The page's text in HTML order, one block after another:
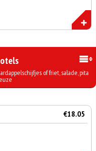
of friet, salade, pita
€18.05